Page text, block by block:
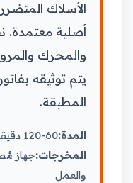
الأسلاك
أصلية
والمحرك
يتم توثيقه
المطبقة.
المدة:60-120 دقيقة
المخرجات:جهاز
والعمل